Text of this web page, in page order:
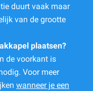
duurt vaak maar
van de grootte
plaatsen?
de voorkant is
Voor meer
wanneer je een